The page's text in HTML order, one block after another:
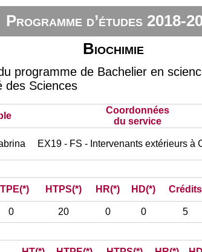
Programme d’études 2018-
Biochimie
programme de Bachelier en
des Sciences
Coordonnées
du service
EX19 - FS - Intervenants extérieurs à
HTPS(*) HR(*) HD(*) Crédits
0 20 0 0 5